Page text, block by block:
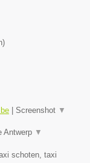
)
Screenshot ▼
Antwerp ▼
schoten, taxi